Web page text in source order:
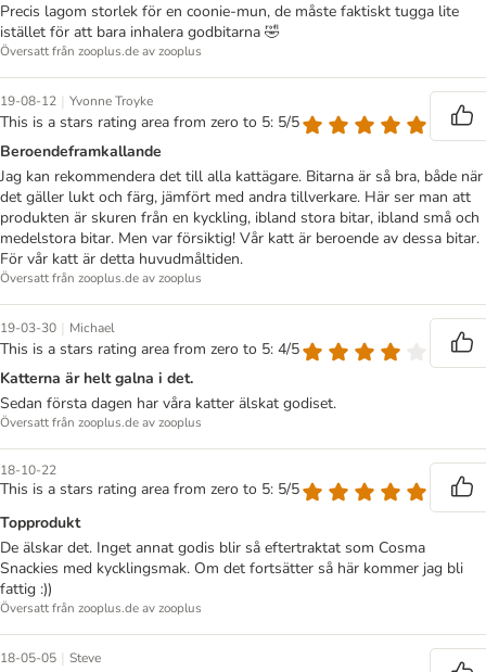
Precis lagom storlek för en coonie-mun, de måste faktiskt tugga lite
istället för att bara inhalera godbitarna 🤣
Översatt från zooplus.de av zooplus
19-08-12 | Yvonne Troyke
This is a stars rating area from zero to 5: 5/5
Beroendeframkallande
Jag kan rekommendera det till alla kattägare. Bitarna är så bra, både när
det gäller lukt och färg, jämfört med andra tillverkare. Här ser man att
produkten är skuren från en kyckling, ibland stora bitar, ibland små och
medelstora bitar. Men var försiktig! Vår katt är beroende av dessa bitar.
För vår katt är detta huvudmåltiden.
Översatt från zooplus.de av zooplus
19-03-30 | Michael
This is a stars rating area from zero to 5: 4/5
Katterna är helt galna i det.
Sedan första dagen har våra katter älskat godiset.
Översatt från zooplus.de av zooplus
18-10-22
This is a stars rating area from zero to 5: 5/5
Topprodukt
De älskar det. Inget annat godis blir så eftertraktat som Cosma
Snackies med kycklingsmak. Om det fortsätter så här kommer jag bli
fattig :))
Översatt från zooplus.de av zooplus
18-05-05 | Steve